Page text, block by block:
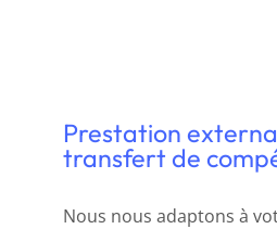
Prestation
transfert de
Nous nous adaptons à